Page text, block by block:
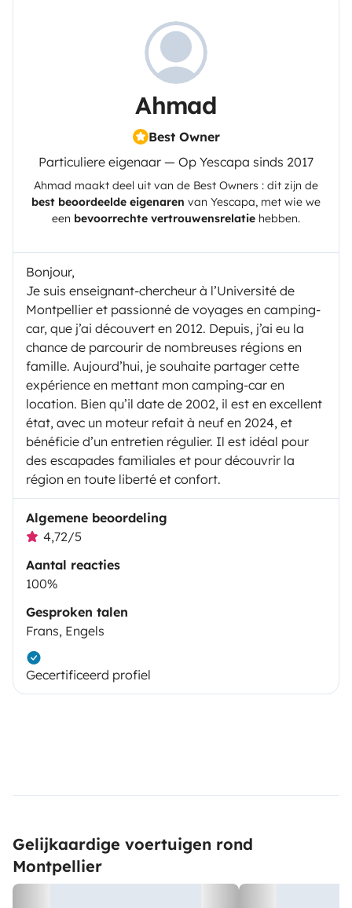
Ahmad
Best Owner
Particuliere eigenaar — Op Yescapa sinds 2017
Ahmad maakt deel uit van de Best Owners : dit zijn de
best beoordeelde eigenaren van Yescapa, met wie we
een bevoorrechte vertrouwensrelatie hebben.
Bonjour,
Je suis enseignant-chercheur à l’Université de
Montpellier et passionné de voyages en camping-
car, que j’ai découvert en 2012. Depuis, j’ai eu la
chance de parcourir de nombreuses régions en
famille. Aujourd’hui, je souhaite partager cette
expérience en mettant mon camping-car en
location. Bien qu’il date de 2002, il est en excellent
état, avec un moteur refait à neuf en 2024, et
bénéficie d’un entretien régulier. Il est idéal pour
des escapades familiales et pour découvrir la
région en toute liberté et confort.
Algemene beoordeling
4,72/5
Aantal reacties
100%
Gesproken talen
Frans, Engels
Gecertificeerd profiel
Gelijkaardige voertuigen rond
Montpellier